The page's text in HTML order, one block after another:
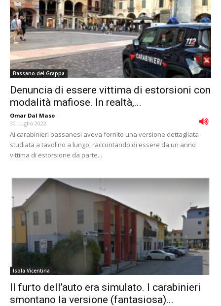
Bassano del Grappa
Denuncia di essere vittima di estorsioni con
modalità mafiose. In realtà,...
Omar Dal Maso -
30 Luglio 2022
Ai carabinieri bassanesi aveva fornito una versione dettagliata
studiata a tavolino a lungo, raccontando di essere da un anno
vittima di estorsione da parte...
Isola Vicentina
Il furto dell’auto era simulato. I carabinieri
smontano la versione (fantasiosa)...